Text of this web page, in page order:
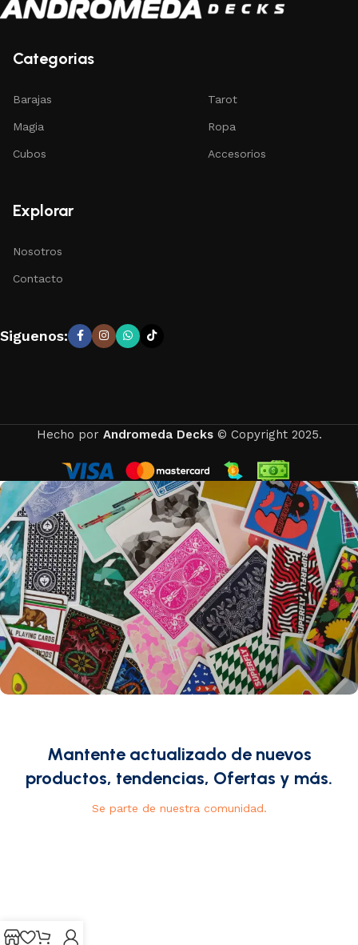
Categorias
Barajas
Magia
Cubos
Tarot
Ropa
Accesorios
Explorar
Nosotros
Contacto
Siguenos:
Hecho por Andromeda Decks© Copyright 2025.
Mantente actualizado de nuevos
productos, tendencias, Ofertas y más.
Se parte de nuestra comunidad.